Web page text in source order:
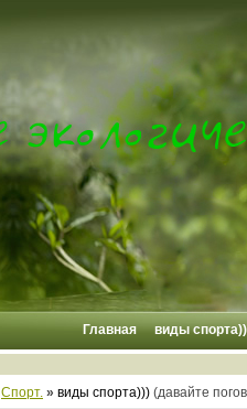
Главная виды
Спорт. » виды спорта))) (давайте